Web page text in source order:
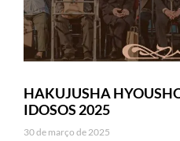
HAKUJUSHA
IDOSOS 2025
30 de março de 2025